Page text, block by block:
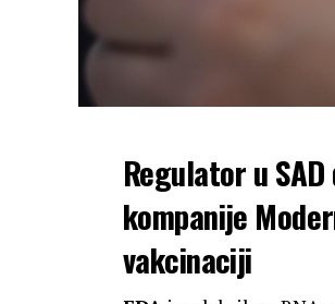
Regulator u
kompanije
vakcinaciji